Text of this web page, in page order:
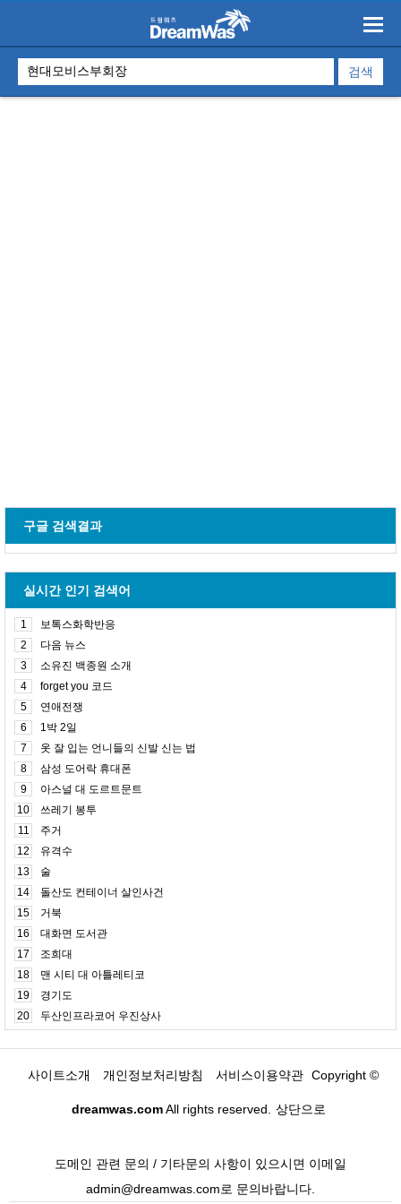
구글 검색결과
실시간 인기 검색어
1
보톡스화학반응
2
다음 뉴스
3
소유진 백종원 소개
4
forget you 코드
5
연애전쟁
6
1박 2일
7
옷 잘 입는 언니들의 신발 신는 법
8
삼성 도어락 휴대폰
9
아스널 대 도르트문트
10
쓰레기 봉투
11
주거
12
유격수
13
술
14
돌산도 컨테이너 살인사건
15
거북
16
대화면 도서관
17
조희대
18
맨 시티 대 아틀레티코
19
경기도
20
두산인프라코어 우진상사
사이트소개 개인정보처리방침 서비스이용약관 Copyright ©
dreamwas.comAll rights reserved. 상단으로
도메인 관련 문의 / 기타문의 사항이 있으시면 이메일
admin@dreamwas.com로 문의바랍니다.